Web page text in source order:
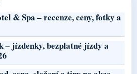
& Spa – recenze, ceny, fotky a
– jízdenky, bezplatné jízdy a